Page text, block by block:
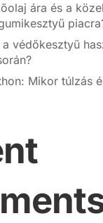
ára és a
védőkesztyű
Mikor túlzás